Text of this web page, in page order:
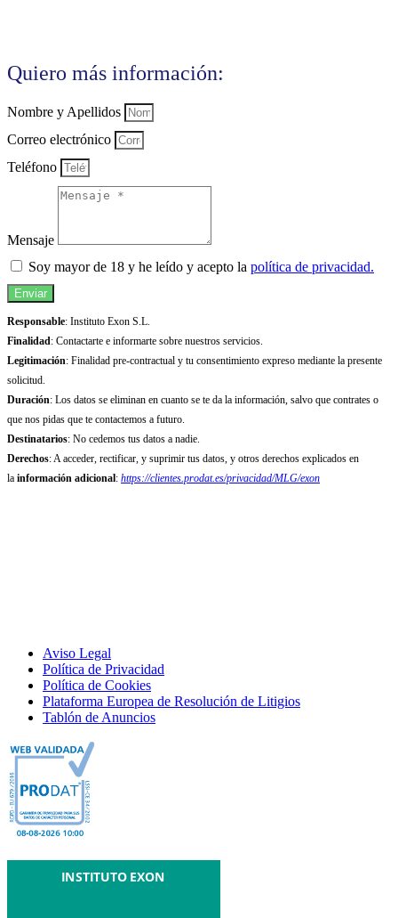
Quiero más información:
Nombre y Apellidos
Correo electrónico
Teléfono
Mensaje
Soy mayor de 18 y he leído y acepto la política de privacidad.
Enviar
Responsable: Instituto Exon S.L.
Finalidad: Contactarte e informarte sobre nuestros servicios.
Legitimación: Finalidad pre-contractual y tu consentimiento expreso mediante la presente
solicitud.
Duración: Los datos se eliminan en cuanto se te da la información, salvo que contrates o
que nos pidas que te contactemos a futuro.
Destinatarios: No cedemos tus datos a nadie.
Derechos: A acceder, rectificar, y suprimir tus datos, y otros derechos explicados en
la información adicional: https://clientes.prodat.es/privacidad/MLG/exon
Aviso Legal
Política de Privacidad
Política de Cookies
Plataforma Europea de Resolución de Litigios
Tablón de Anuncios